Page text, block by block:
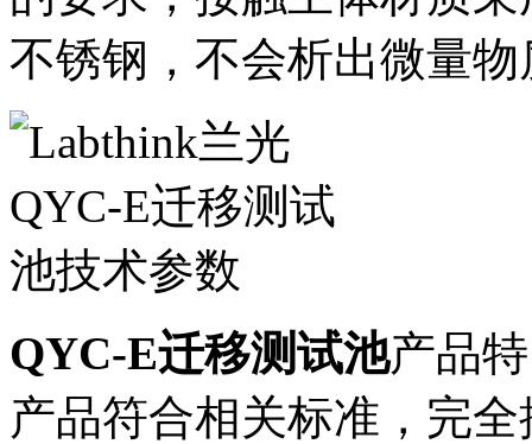
不锈钢，不会析出微量
QYC-E迁移测试池产品
产品符合相关标准，完